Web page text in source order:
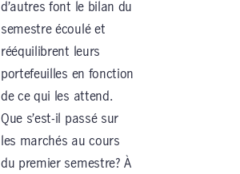
d’autres font le bilan du
semestre écoulé et
rééquilibrent leurs
portefeuilles en fonction
de ce qui les attend.
Que s’est-il passé sur
les marchés au cours
du premier semestre? À